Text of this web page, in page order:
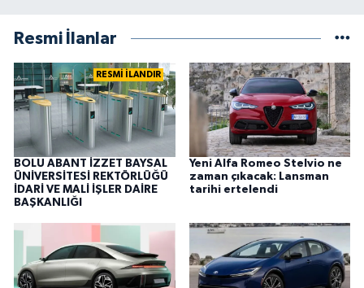
Resmi İlanlar
RESMİ İLANDIR
BOLU ABANT İZZET BAYSAL
ÜNİVERSİTESİ REKTÖRLÜĞÜ
İDARİ VE MALİ İŞLER DAİRE
BAŞKANLIĞI
Yeni Alfa Romeo Stelvio ne
zaman çıkacak: Lansman
tarihi ertelendi